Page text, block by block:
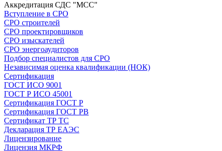
Аккредитация СДС "МСС"
Вступление в СРО
СРО строителей
СРО проектировщиков
СРО изыскателей
СРО энергоаудиторов
Подбор специалистов для СРО
Независимая оценка квалификации (НОК)
Сертификация
ГОСТ ИСО 9001
ГОСТ Р ИСО 45001
Сертификация ГОСТ Р
Сертификация ГОСТ РВ
Сертификат ТР ТС
Декларация ТР ЕАЭС
Лицензирование
Лицензия МКРФ